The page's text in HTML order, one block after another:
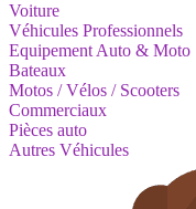
Voiture
Véhicules Professionnels
Equipement Auto & Moto
Bateaux
Motos / Vélos / Scooters
Commerciaux
Pièces auto
Autres Véhicules